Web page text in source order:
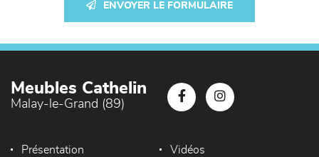
ENVOYER LE FORMULAIRE
Meubles Cathelin
Malay-le-Grand (89)
Présentation Vidéos